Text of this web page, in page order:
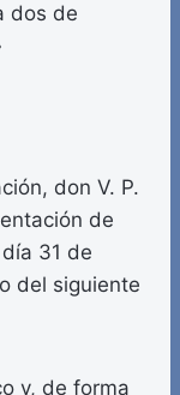
dos de
don V. P.
de
31 de
del siguiente
y, de forma